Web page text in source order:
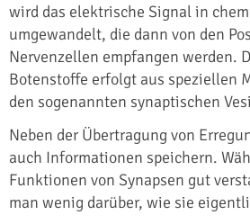
wird das elektrische Signal in
umgewandelt, die dann von den
Nervenzellen empfangen werden.
Botenstoffe erfolgt aus speziellen
den sogenannten synaptischen
Neben der Übertragung von
auch Informationen speichern.
Funktionen von Synapsen gut
man wenig darüber, wie sie